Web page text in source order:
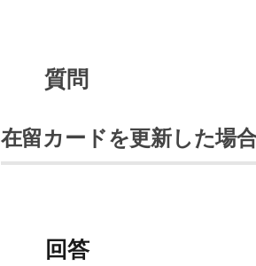
在留カードを更新した場